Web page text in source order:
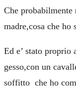
Che probabilmente
madre,cosa che ho
Ed e’ stato proprio
gesso,con un
soffitto che ho